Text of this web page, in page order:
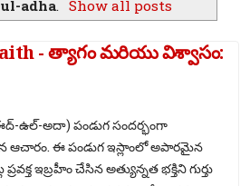
adha. Show all posts
- త్యాగం మరియు విశ్వాసం:
ఉల్-అదా) పండుగ సందర్భంగా
ఆచారం. ఈ పండుగ ఇస్లాంలో అపారమైన
ఇబ్రహీం చేసిన అత్యున్నత భక్తిని గుర్తు